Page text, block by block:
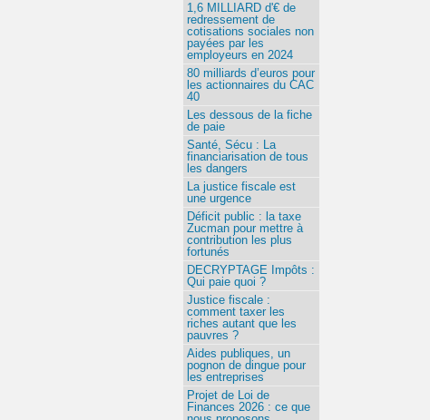
1,6 MILLIARD d'€ de
redressement de
cotisations sociales non
payées par les
employeurs en 2024
80 milliards d’euros pour
les actionnaires du CAC
40
Les dessous de la fiche
de paie
Santé, Sécu : La
financiarisation de tous
les dangers
La justice fiscale est
une urgence
Déficit public : la taxe
Zucman pour mettre à
contribution les plus
fortunés
DECRYPTAGE Impôts :
Qui paie quoi ?
Justice fiscale :
comment taxer les
riches autant que les
pauvres ?
Aides publiques, un
pognon de dingue pour
les entreprises
Projet de Loi de
Finances 2026 : ce que